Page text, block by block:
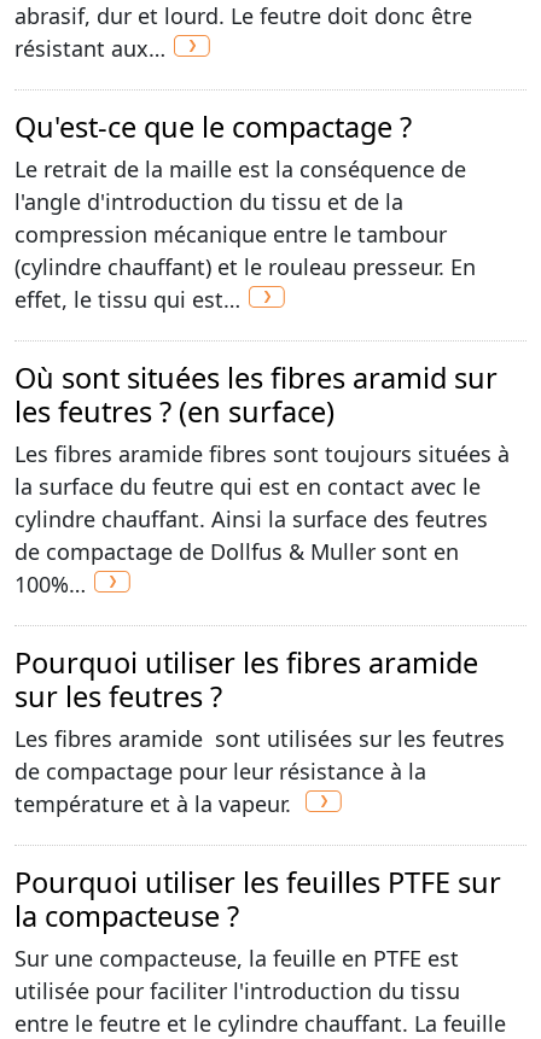
abrasif, dur et lourd. Le feutre doit donc être
résistant aux…
Qu'est-ce que le compactage ?
Le retrait de la maille est la conséquence de
l'angle d'introduction du tissu et de la
compression mécanique entre le tambour
(cylindre chauffant) et le rouleau presseur. En
effet, le tissu qui est…
Où sont situées les fibres aramid sur
les feutres ? (en surface)
Les fibres aramide fibres sont toujours situées à
la surface du feutre qui est en contact avec le
cylindre chauffant. Ainsi la surface des feutres
de compactage de Dollfus & Muller sont en
100%…
Pourquoi utiliser les fibres aramide
sur les feutres ?
Les fibres aramide sont utilisées sur les feutres
de compactage pour leur résistance à la
température et à la vapeur.
Pourquoi utiliser les feuilles PTFE sur
la compacteuse ?
Sur une compacteuse, la feuille en PTFE est
utilisée pour faciliter l'introduction du tissu
entre le feutre et le cylindre chauffant. La feuille